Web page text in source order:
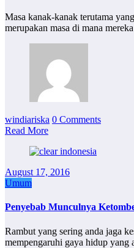
Masa kanak-kanak terutama
merupakan masa di mana
windiariska 0 Comments
Read More
August 17, 2016
Umum
Penyebab Munculnya
Rambut yang sering anda jaga
mempengaruhi gaya hidup